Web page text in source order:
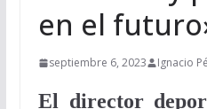
en el
septiembre 6, 2023 Ignacio
El director